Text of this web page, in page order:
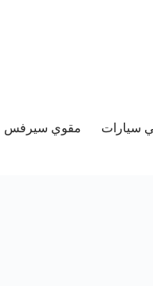
سيارات مقوي سيرفس